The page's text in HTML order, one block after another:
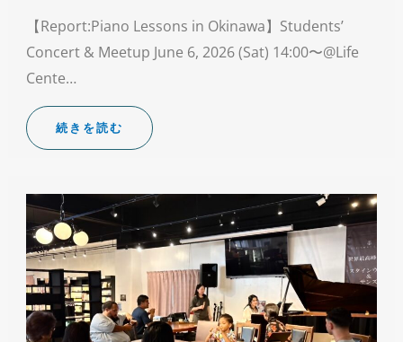
【Report:Piano Lessons in Okinawa】Students’
Concert & Meetup June 6, 2026 (Sat) 14:00〜@Life
Cente…
続きを読む